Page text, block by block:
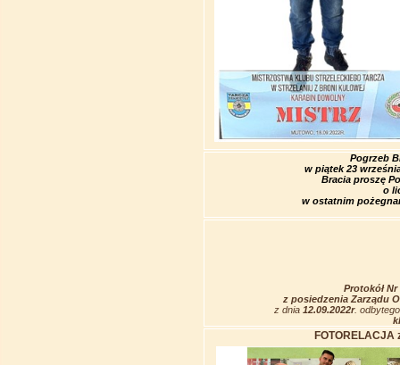
Pogrzeb
w piątek 23
Bracia proszę
o
w ostatnim
Protokół Nr
z posiedzenia Zarządu
z dnia 12.09.2022r.